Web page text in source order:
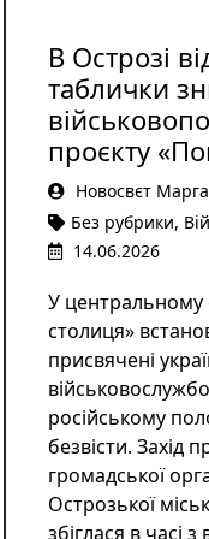
Події
Спорт
Розслідування
Цікаве
Фото/Відеo
В Острозі
таблички
проєкту
Новосвєт
Без рубрики,
14.06.2026
У центральному
столиця»
присвячені
російському
безвісти. Захід
громадської
Острозької
збіглася в часі